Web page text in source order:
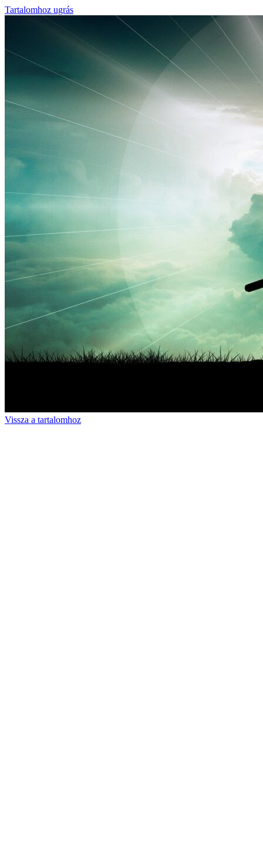
Tartalomhoz ugrás
Vissza a tartalomhoz